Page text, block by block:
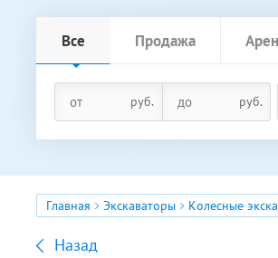
Все Продажа
руб. руб.
Главная Экскаваторы Колесные
Назад